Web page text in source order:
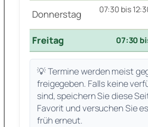
Donnerstag
07:30 bis
Freitag 07:30
💡 Termine werden meist
freigegeben. Falls keine
sind, speichern Sie diese
Favorit und versuchen Sie
früh erneut.